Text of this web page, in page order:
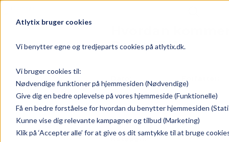
Atlytix bruger cookies
Vi benytter egne og tredjeparts cookies på atlytix.dk.
Vi bruger cookies til:
Nødvendige funktioner på hjemmesiden (Nødvendige)
Give dig en bedre oplevelse på vores hjemmeside (Funktionelle)
Få en bedre forståelse for hvordan du benytter hjemmesiden
Kunne vise dig relevante kampagner og tilbud (Marketing)
Klik på ‘Accepter alle’ for at give os dit samtykke til at bruge
Power BI?
marts 27, 2026 Rene